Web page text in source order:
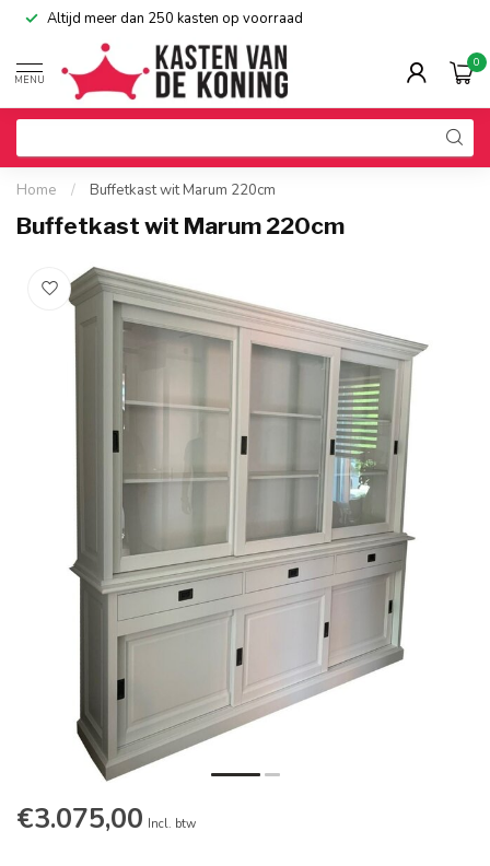
Altijd meer dan 250 kasten op voorraad
MENU
0
Home / Buffetkast wit Marum 220cm
Buffetkast wit Marum 220cm
€3.075,00 Incl. btw